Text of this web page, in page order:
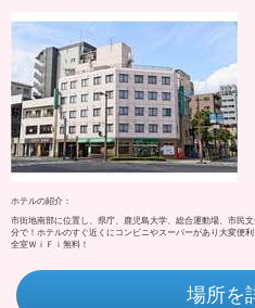
ホテルの紹介：
市街地南部に位置し、県庁、鹿児島大学、総合運動場、市民
分で！ホテルのすぐ近くにコンビニやスーパーがあり大変便利
全室ＷｉＦｉ無料！
場所を